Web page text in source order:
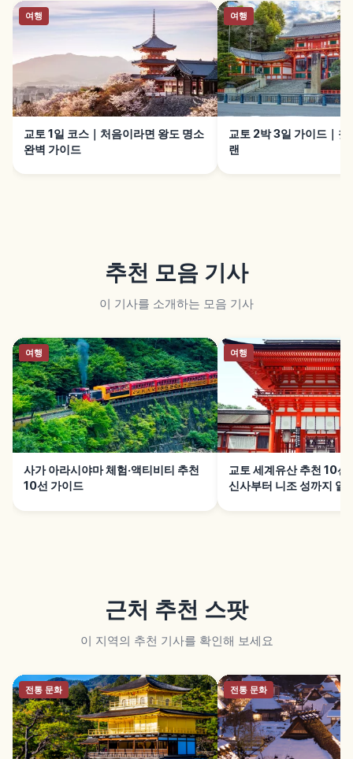
여행
교토 1일 코스｜처음이라면 왕도 명소
완벽 가이드
여행
교토 2박 3일 가이드｜첫
랜
추천 모음 기사
이 기사를 소개하는 모음 기사
여행
사가 아라시야마 체험·액티비티 추천
10선 가이드
여행
교토 세계유산 추천 10선
신사부터 니조 성까지 알
근처 추천 스팟
이 지역의 추천 기사를 확인해 보세요
전통 문화 전통 문화